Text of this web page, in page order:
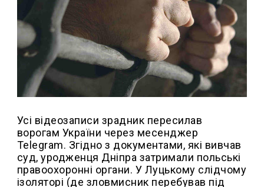
Усі відеозаписи зрадник пересилав
ворогам України через месенджер
Telegram. Згідно з документами, які вивчав
суд, уродженця Дніпра затримали польські
правоохоронні органи. У Луцькому слідчому
ізоляторі (де зловмисник перебував під